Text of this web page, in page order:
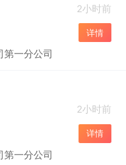
2小时前
详情
第一分公司
2小时前
详情
第一分公司